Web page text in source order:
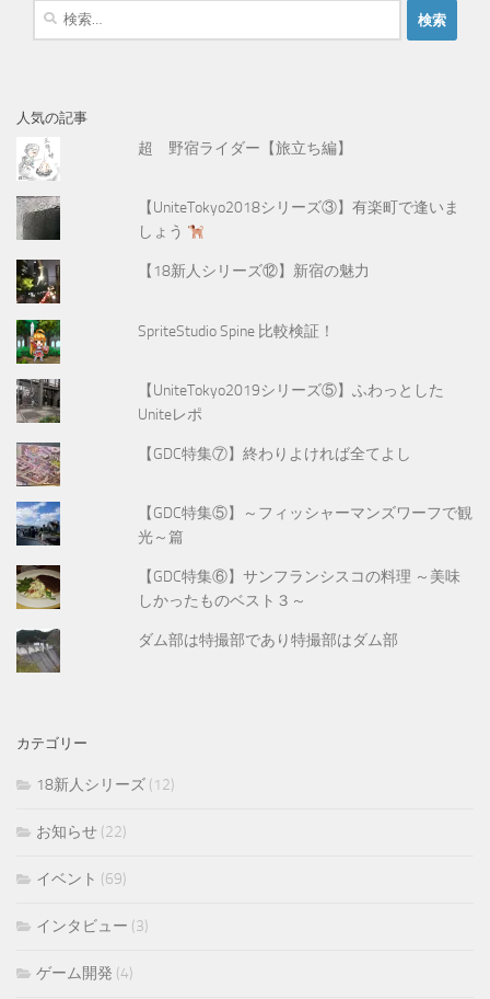
検
人気の記事
超 野宿ライダー【旅立ち編】
【UniteTokyo2018シリーズ③】有楽町で逢いま
しょう
【18新人シリーズ⑫】新宿の魅力
SpriteStudio Spine 比較検証！
【UniteTokyo2019シリーズ⑤】ふわっとした
Uniteレポ
【GDC特集⑦】終わりよければ全てよし
【GDC特集⑤】～フィッシャーマンズワーフで観
光～篇
【GDC特集⑥】サンフランシスコの料理 ～美味
しかったものベスト３～
ダム部は特撮部であり特撮部はダム部
カテゴリー
18新人シリーズ (12)
お知らせ (22)
イベント (69)
インタビュー (3)
ゲーム開発 (4)